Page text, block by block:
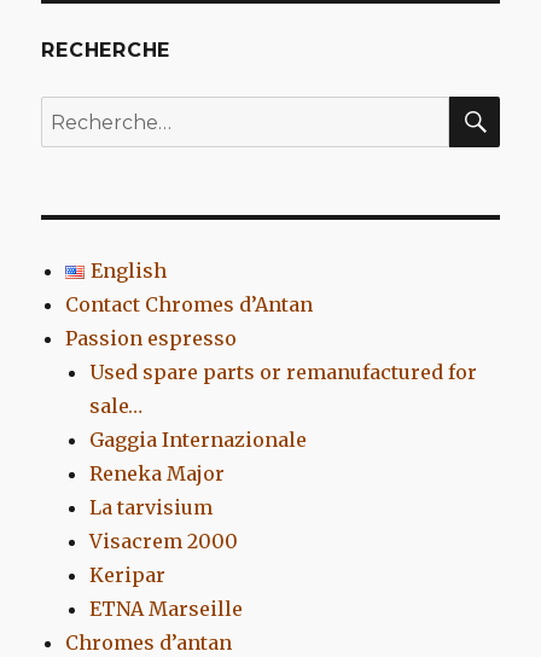
RECHERCHE
Recherche
pour
English
Contact Chromes d’Antan
Passion espresso
Used spare parts or remanufactured for
sale…
Gaggia Internazionale
Reneka Major
La tarvisium
Visacrem 2000
Keripar
ETNA Marseille
Chromes d’antan